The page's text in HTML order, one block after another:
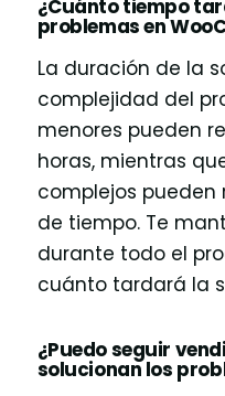
¿Cuánto tiempo
problemas en
La duración de la
complejidad del
menores pueden
horas, mientras
complejos pueden
de tiempo. Te
durante todo el
cuánto tardará la
¿Puedo seguir
solucionan los